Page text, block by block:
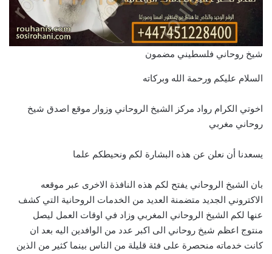
شيخ روحاني فلسطيني مضمون
السلام عليكم ورحمة الله وبركاته
اخوتي الكرام رواد مركز الشيخ الروحاني وزوار موقع اصدق شيخ
روحاني مغربي
يسعدنا أن نعلن عن هذه البشارة لكم ونحيطكم علما
بان الشيخ الروحاني يفتح لكم هذه النافذة الاخرى عبر موقعه
الاكتروني الجديد متضمنة العديد من الخدمات الروحانية التي كشف
عنها لكم الشيخ الروحاني المغربي وزاد في اوقات العمل ليصل
منتوج اعظم شيخ روحاني الى اكبر عدد من الوافدين اليه بعد ان
كانت خدماته منحصرة على فئة قليلة من الناس بينما كثير من الذين